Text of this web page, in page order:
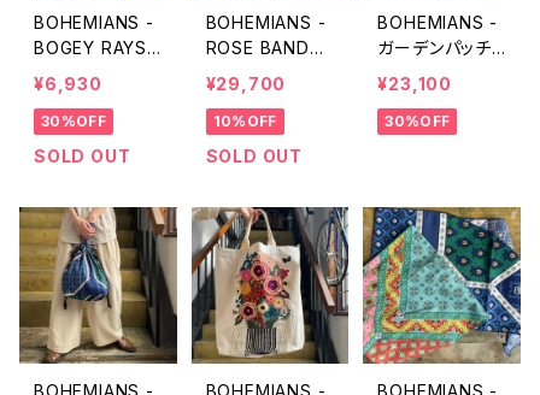
BOHEMIANS -
BOGEY RAYS L
OOSE S/S TEE
¥6,930
30%OFF
SOLD OUT
BOHEMIANS -
ROSE BANDA
NA（ローズバン
ダナ）ルーズパン
ツ
¥29,700
10%OFF
SOLD OUT
BOHEMIANS -
ガーデンパッチ
ワーク ネイビ
ーデニムOVER
ALL
¥23,100
30%OFF